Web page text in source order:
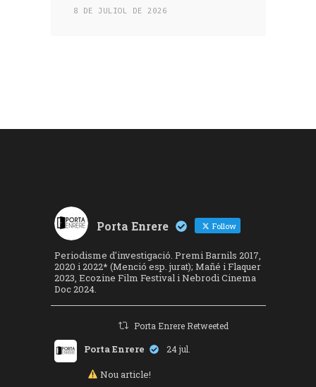
8 DE JULIOL DE 2026
Porta Enrere Follow
Periodisme d'investigació. Premi Barnils 2017,
2020 i 2022* (Menció esp. jurat); Mañé i Flaquer
2023, Ecozine Film Festival i Nebrodi Cinema
Doc 2024.
Porta Enrere Retweeted
Porta Enrere 24 jul.
Nou article!